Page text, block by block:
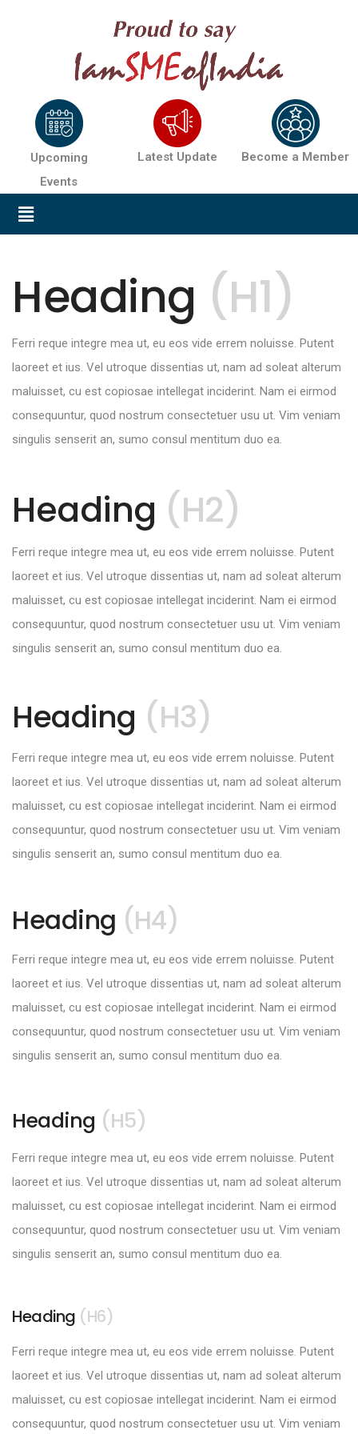
Upcoming
Events
Latest Update Become a Member
Heading (H1)
Ferri reque integre mea ut, eu eos vide errem noluisse. Putent
laoreet et ius. Vel utroque dissentias ut, nam ad soleat alterum
maluisset, cu est copiosae intellegat inciderint. Nam ei eirmod
consequuntur, quod nostrum consectetuer usu ut. Vim veniam
singulis senserit an, sumo consul mentitum duo ea.
Heading (H2)
Ferri reque integre mea ut, eu eos vide errem noluisse. Putent
laoreet et ius. Vel utroque dissentias ut, nam ad soleat alterum
maluisset, cu est copiosae intellegat inciderint. Nam ei eirmod
consequuntur, quod nostrum consectetuer usu ut. Vim veniam
singulis senserit an, sumo consul mentitum duo ea.
Heading (H3)
Ferri reque integre mea ut, eu eos vide errem noluisse. Putent
laoreet et ius. Vel utroque dissentias ut, nam ad soleat alterum
maluisset, cu est copiosae intellegat inciderint. Nam ei eirmod
consequuntur, quod nostrum consectetuer usu ut. Vim veniam
singulis senserit an, sumo consul mentitum duo ea.
Heading (H4)
Ferri reque integre mea ut, eu eos vide errem noluisse. Putent
laoreet et ius. Vel utroque dissentias ut, nam ad soleat alterum
maluisset, cu est copiosae intellegat inciderint. Nam ei eirmod
consequuntur, quod nostrum consectetuer usu ut. Vim veniam
singulis senserit an, sumo consul mentitum duo ea.
Heading (H5)
Ferri reque integre mea ut, eu eos vide errem noluisse. Putent
laoreet et ius. Vel utroque dissentias ut, nam ad soleat alterum
maluisset, cu est copiosae intellegat inciderint. Nam ei eirmod
consequuntur, quod nostrum consectetuer usu ut. Vim veniam
singulis senserit an, sumo consul mentitum duo ea.
Heading (H6)
Ferri reque integre mea ut, eu eos vide errem noluisse. Putent
laoreet et ius. Vel utroque dissentias ut, nam ad soleat alterum
maluisset, cu est copiosae intellegat inciderint. Nam ei eirmod
consequuntur, quod nostrum consectetuer usu ut. Vim veniam